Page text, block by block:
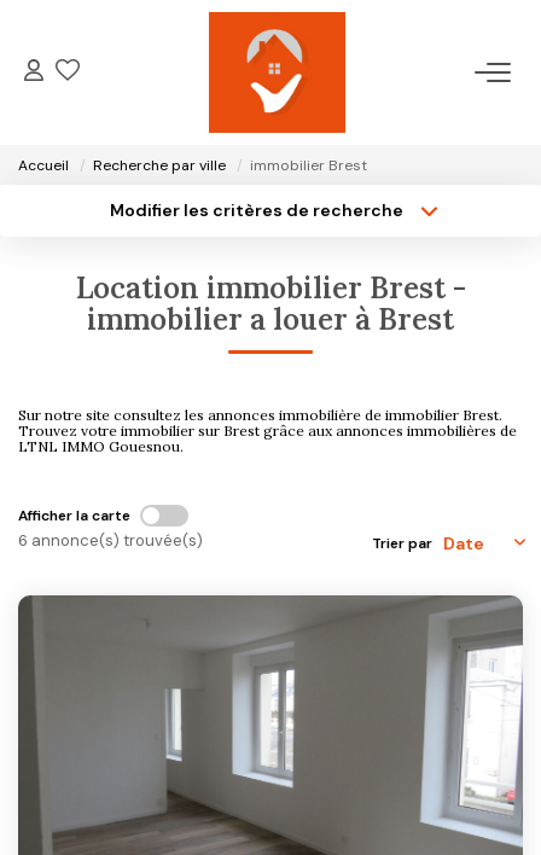
ACCUEIL
LOCATIONS
GESTION LOCATIVE
Accueil Recherche par ville immobilier Brest
Modifier les critères de recherche
Sélectionnez...
Type de bien
Surface min
Créer une alerte
Location immobilier Brest -
immobilier a louer à Brest
Sur notre site consultez les annonces immobilière de immobilier Brest.
Trouvez votre immobilier sur Brest grâce aux annonces immobilières de
LTNL IMMO Gouesnou.
Afficher la carte
6 annonce(s) trouvée(s) Trier par